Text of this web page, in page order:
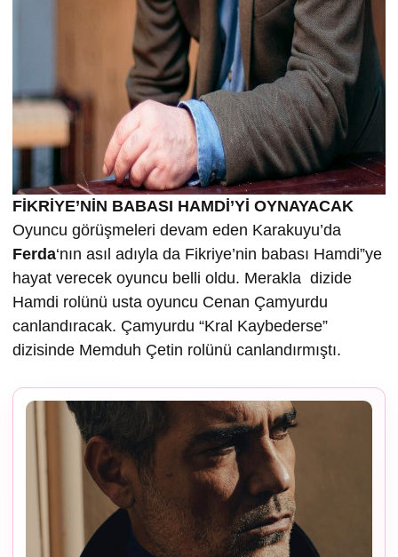
FİKRİYE’NİN BABASI HAMDİ’Yİ OYNAYACAK
Oyuncu görüşmeleri devam eden Karakuyu’da
Ferda‘nın asıl adıyla da Fikriye’nin babası Hamdi”ye
hayat verecek oyuncu belli oldu. Merakla dizide
Hamdi rolünü usta oyuncu Cenan Çamyurdu
canlandıracak. Çamyurdu “Kral Kaybederse”
dizisinde Memduh Çetin rolünü canlandırmıştı.